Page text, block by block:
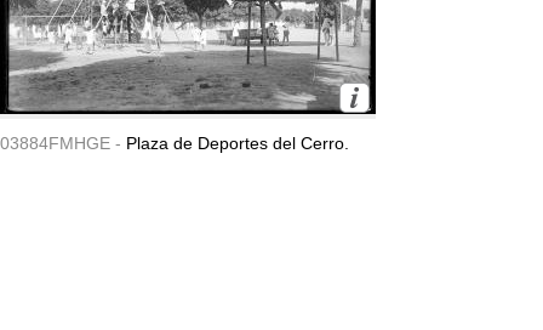
03884FMHGE - Plaza de Deportes del Cerro.